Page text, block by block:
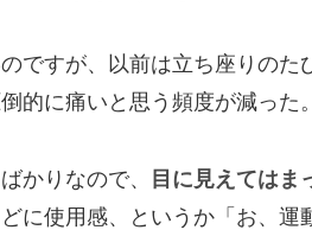
ですが、以前は立ち座りの
的に痛いと思う頻度が減った。
かりなので、 目に見えてはま
に使用感、というか「お、